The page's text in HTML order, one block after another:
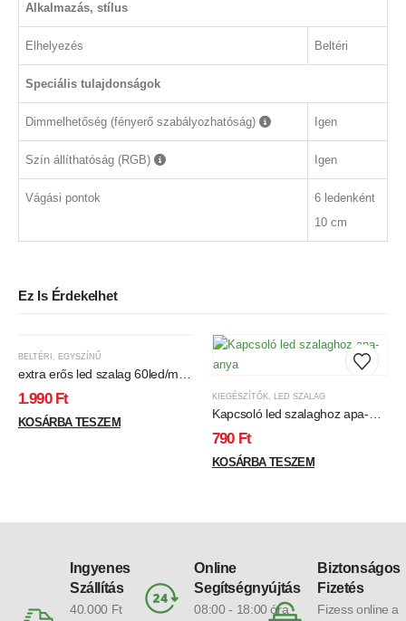
Alkalmazás, stílus
Elhelyezés Beltéri
Speciális tulajdonságok
Dimmelhetőség (fényerő szabályozhatóság) Igen
Szín állíthatóság (RGB) Igen
Vágási pontok
6 ledenként
10 cm
Ez Is Érdekelhet
BELTÉRI , EGYSZÍNŰ
extra erős led szalag 60led/m
13w 5050chip 1020 lumen
meleg fehér
1.990 Ft
KOSÁRBA TESZEM
KIEGÉSZÍTŐK, LED SZALAG
Kapcsoló led szalaghoz apa-
anya
790 Ft
KOSÁRBA TESZEM
Ingyenes
Szállítás
40.000 Ft
Online
Segítségnyújtás
08:00 - 18:00 óra
Biztonságos
Fizetés
Fizess online a